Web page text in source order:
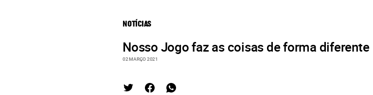
NOTÍCIAS
Nosso Jogo faz as coisas de forma diferente
02 MARÇO 2021